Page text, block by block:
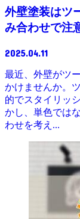
外壁塗装はツ
み合わせで注
2025.04.11
最近、外壁がツ
かけませんか。
的でスタイリッ
かし、単色では
わせを考え...